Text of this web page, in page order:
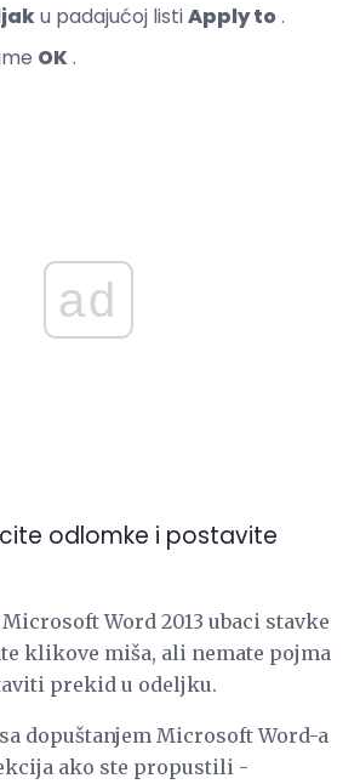
u padajućoj listiApply to.
OK.
ad
odlomke i postavite
Word 2013 ubaci stavke
klikove miša, ali nemate pojma
prekid u odeljku.
dopuštanjem Microsoft Word-a
ako ste propustili -